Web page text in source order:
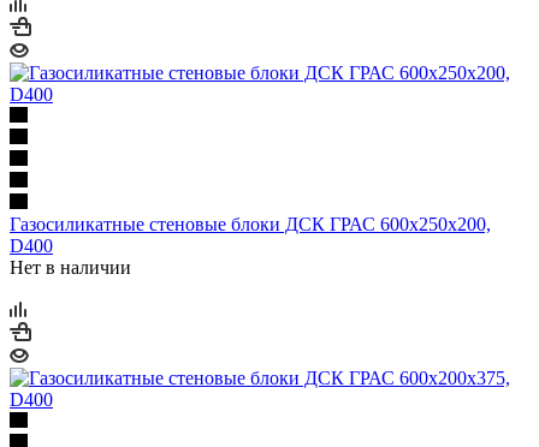
Газосиликатные стеновые блоки ДСК ГРАС 600х250х200,
D400
Нет в наличии